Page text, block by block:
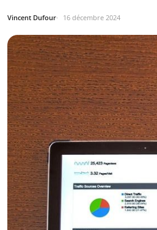
Vincent Dufour 16 décembre 2024